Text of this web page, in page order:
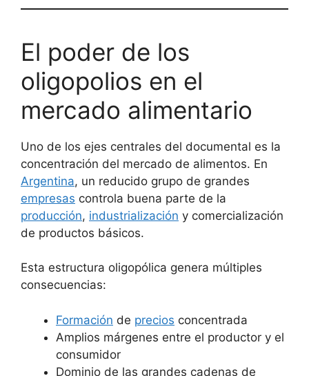
El poder de los
oligopolios en el
mercado alimentario
Uno de los ejes centrales del documental es la
concentración del mercado de alimentos. En
Argentina, un reducido grupo de grandes
empresas controla buena parte de la
producción, industrialización y comercialización
de productos básicos.
Esta estructura oligopólica genera múltiples
consecuencias:
Formación de precios concentrada
Amplios márgenes entre el productor y el
consumidor
Dominio de las grandes cadenas de